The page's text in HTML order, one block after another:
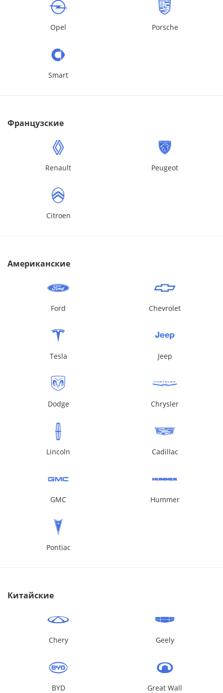
Opel Porsche
Smart
Французские
Renault Peugeot
Citroen
Американские
Ford Chevrolet
Tesla Jeep
Dodge Chrysler
Lincoln Cadillac
GMC Hummer
Pontiac
Китайские
Chery Geely
BYD Great Wall